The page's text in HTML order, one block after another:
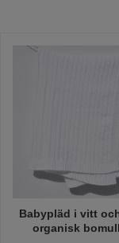
Babypläd i vitt
organisk